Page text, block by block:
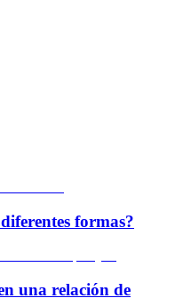
formas?
una relación de